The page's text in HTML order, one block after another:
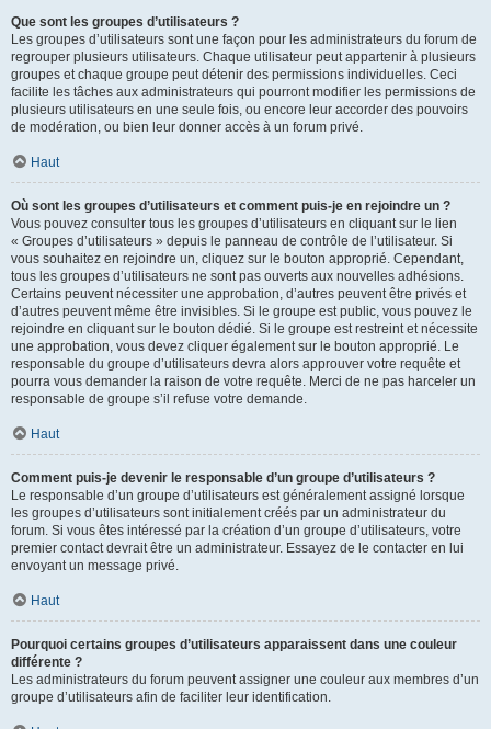
Que sont les groupes d’utilisateurs ?
Les groupes d’utilisateurs sont une façon pour les administrateurs du forum de
regrouper plusieurs utilisateurs. Chaque utilisateur peut appartenir à plusieurs
groupes et chaque groupe peut détenir des permissions individuelles. Ceci
facilite les tâches aux administrateurs qui pourront modifier les permissions de
plusieurs utilisateurs en une seule fois, ou encore leur accorder des pouvoirs
de modération, ou bien leur donner accès à un forum privé.
Haut
Où sont les groupes d’utilisateurs et comment puis-je en rejoindre un ?
Vous pouvez consulter tous les groupes d’utilisateurs en cliquant sur le lien
« Groupes d’utilisateurs » depuis le panneau de contrôle de l’utilisateur. Si
vous souhaitez en rejoindre un, cliquez sur le bouton approprié. Cependant,
tous les groupes d’utilisateurs ne sont pas ouverts aux nouvelles adhésions.
Certains peuvent nécessiter une approbation, d’autres peuvent être privés et
d’autres peuvent même être invisibles. Si le groupe est public, vous pouvez le
rejoindre en cliquant sur le bouton dédié. Si le groupe est restreint et nécessite
une approbation, vous devez cliquer également sur le bouton approprié. Le
responsable du groupe d’utilisateurs devra alors approuver votre requête et
pourra vous demander la raison de votre requête. Merci de ne pas harceler un
responsable de groupe s’il refuse votre demande.
Haut
Comment puis-je devenir le responsable d’un groupe d’utilisateurs ?
Le responsable d’un groupe d’utilisateurs est généralement assigné lorsque
les groupes d’utilisateurs sont initialement créés par un administrateur du
forum. Si vous êtes intéressé par la création d’un groupe d’utilisateurs, votre
premier contact devrait être un administrateur. Essayez de le contacter en lui
envoyant un message privé.
Haut
Pourquoi certains groupes d’utilisateurs apparaissent dans une couleur
différente ?
Les administrateurs du forum peuvent assigner une couleur aux membres d’un
groupe d’utilisateurs afin de faciliter leur identification.